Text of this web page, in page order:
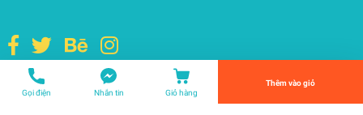
© Bản quyền thuộc vềTHANHPHUKIEN | Cung cấp bởiSapo
Tiến Hành Thanh Toán
Gọi điện Nhắn tin Giỏ hàng
Thêm vào giỏ